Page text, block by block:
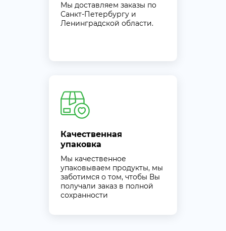
Мы доставляем заказы по
Санкт-Петербургу и
Ленинградской области.
Качественная
упаковка
Мы качественное
упаковываем продукты, мы
заботимся о том, чтобы Вы
получали заказ в полной
сохранности